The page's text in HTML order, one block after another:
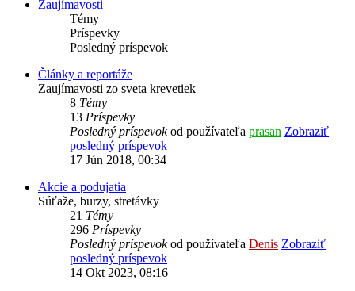
Zaujímavosti
Témy
Príspevky
Posledný príspevok
Články a reportáže
Zaujímavosti zo sveta krevetiek
8 Témy
13 Príspevky
Posledný príspevokod používateľa prasan Zobraziť
posledný príspevok
17 Jún 2018, 00:34
Akcie a podujatia
Súťaže, burzy, stretávky
21 Témy
296 Príspevky
Posledný príspevokod používateľa Denis Zobraziť
posledný príspevok
14 Okt 2023, 08:16